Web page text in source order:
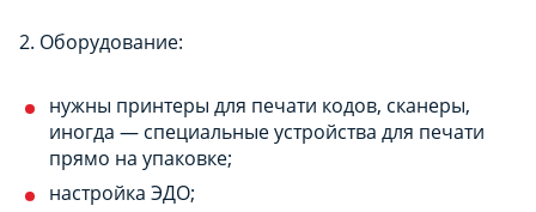
2. Оборудование:
нужны принтеры для печати кодов, сканеры,
иногда — специальные устройства для печати
прямо на упаковке;
настройка ЭДО;